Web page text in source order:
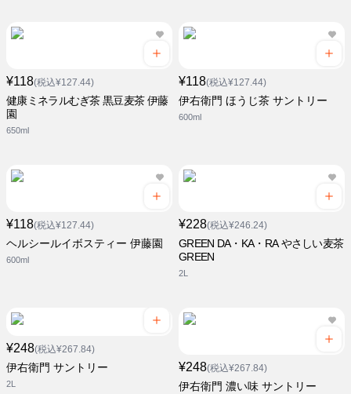
¥118(税込¥127.44)
健康ミネラルむぎ茶 黒豆麦茶 伊藤
園
650ml
¥118(税込¥127.44)
伊右衛門 ほうじ茶 サントリー
600ml
¥118(税込¥127.44)
ヘルシールイボスティー 伊藤園
600ml
¥228(税込¥246.24)
GREEN DA・KA・RA やさしい麦茶
GREEN
2L
¥248(税込¥267.84)
伊右衛門 サントリー
2L
¥248(税込¥267.84)
伊右衛門 濃い味 サントリー